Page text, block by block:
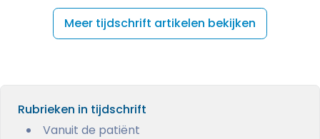
Meer tijdschrift artikelen bekijken
Rubrieken in tijdschrift
Vanuit de patiënt